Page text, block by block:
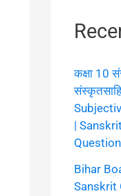
कक्षा 10
|
Question
Bihar
Sanskrit